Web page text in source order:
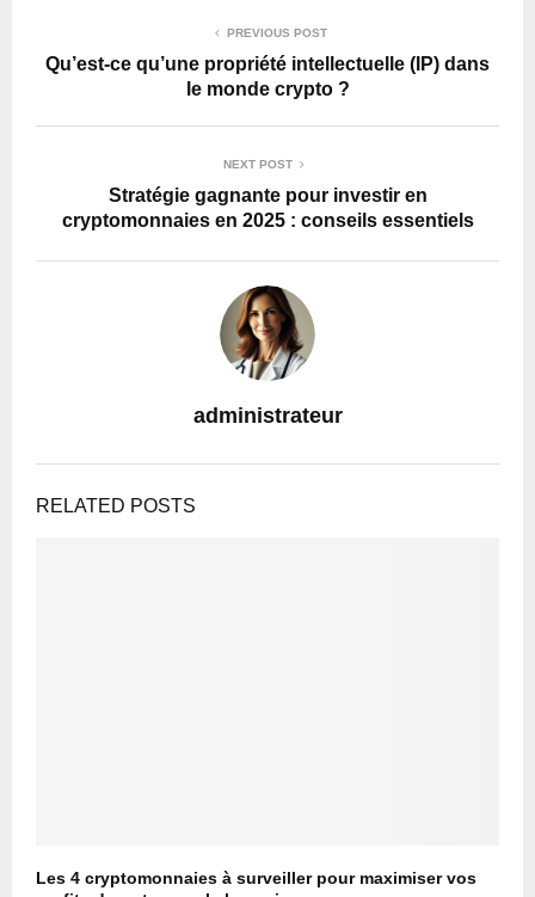
PREVIOUS POST
Qu’est-ce qu’une propriété intellectuelle (IP) dans
le monde crypto ?
NEXT POST
Stratégie gagnante pour investir en
cryptomonnaies en 2025 : conseils essentiels
administrateur
RELATED POSTS
Les 4 cryptomonnaies à surveiller pour maximiser vos